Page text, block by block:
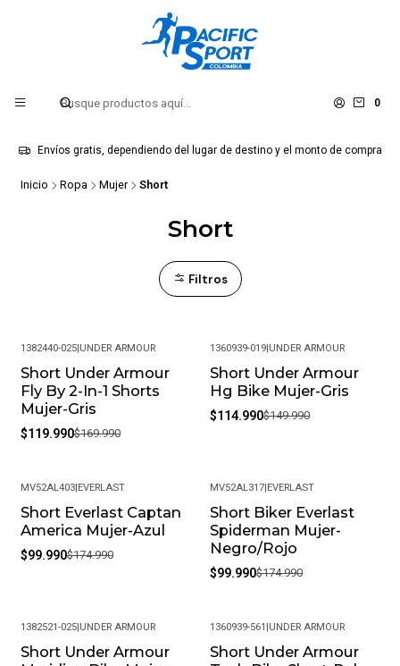
0
Envíos gratis, dependiendo del lugar de destino y el monto de compra
Inicio Ropa Mujer Short
Short
Filtros
-29%
1382440-025| UNDER ARMOUR
Short Under Armour
Fly By 2-In-1 Shorts
Mujer-Gris
$119.990$169.990
-23%
1360939-019 UNDER ARMOUR
Short Under Armour
Hg Bike Mujer-Gris
$114.990$149.990
-43%
MV52AL403| EVERLAST
Short Everlast Captan
America Mujer-Azul
$99.990$174.990
-43%
MV52AL317 EVERLAST
Short Biker Everlast
Spiderman Mujer-
Negro/Rojo
$99.990$174.990
-29%
1382521-025| UNDER ARMOUR
Short Under Armour
-28%
1360939-561 UNDER ARMOUR
Short Under Armour